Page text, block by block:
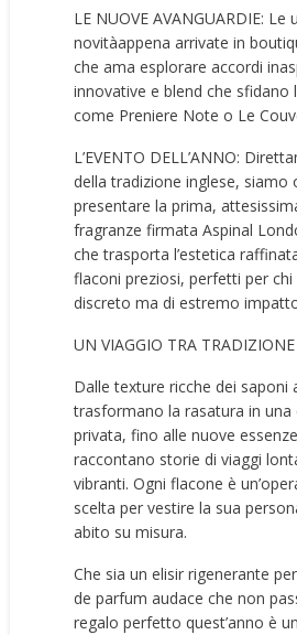
LE NUOVE AVANGUARDIE: Le
novitàappena arrivate in
che ama esplorare accordi
innovative e blend che sfidano
come Preniere Note o Le
L’EVENTO DELL’ANNO:
della tradizione inglese, siamo
presentare la prima,
fragranze firmata Aspinal
che trasporta l’estetica
flaconi preziosi, perfetti per chi
discreto ma di estremo
UN VIAGGIO TRA TRADIZIONE
Dalle texture ricche dei saponi
trasformano la rasatura in una
privata, fino alle nuove
raccontano storie di viaggi
vibranti. Ogni flacone è
scelta per vestire la sua
abito su misura.
Che sia un elisir rigenerante
de parfum audace che non
regalo perfetto quest’anno è